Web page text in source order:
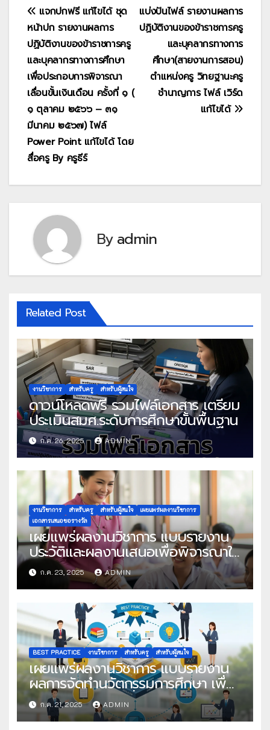
แนะแนว
เรื่อง
แบ่งปันไฟล์ รายงานผลการ
ปฏิบัติงานของข้าราชการครู
และบุคลากรทางการ
ศึกษา(สายงานการสอน)
ตำแหน่งครู วิทยฐานะครู
ชำนาญการ ไฟล์ เวิร์ด
แก้ไขได้
แจกปกฟรี แก้ไขได้ ชุด
หน้าปก รายงานผลการ
ปฏิบัติงานของข้าราชการครู
และบุคลากรทางการศึกษา
เพื่อประกอบการพิจารณา
เลื่อนขั้นเงินเดือน ครั้งที่ ๑ (
๑ ตุลาคม ๒๕๖๖ – ๓๑
มีนาคม ๒๕๖๗) ไฟล์
Power Point แก้ไขได้ โดย
สื่อครู By ครูธีร์
Byadmin
Related Post
งานวิชาการ สำหรับครู สำหรับผู้สนใจ
ดาวน์โหลดฟรี รวมไฟล์เอกสาร เตรียม
ประเมินสมศ.ระดับการศึกษาขั้นพื้นฐาน
ก.ค. 26, 2025 ADMIN
งานวิชาการ สำหรับครู สำหรับผู้สนใจ
เผยแพร่ผลงานวิชาการ
เอกสารเสนอขอรางวัล
เผยแพร่ผลงานวิชาการ แบบรายงาน
ประวัติและผลงานเสนอเพื่อพิจารณาใน
โครงการครูดีในดวงใจ ประจำปี 2568
ครั้งที่ 22
ก.ค. 23, 2025 ADMIN
BEST PRACTICE งานวิชาการ สำหรับครู สำหรับผู้สนใจ
เผยแพร่ผลงานวิชาการ แบบรายงาน
ผลการจัดทำนวัตกรรมการศึกษา เพื่อ
คัดเลือกวิธีปฏิบัติที่เป็นเลิศ
ก.ค. 21, 2025 ADMIN